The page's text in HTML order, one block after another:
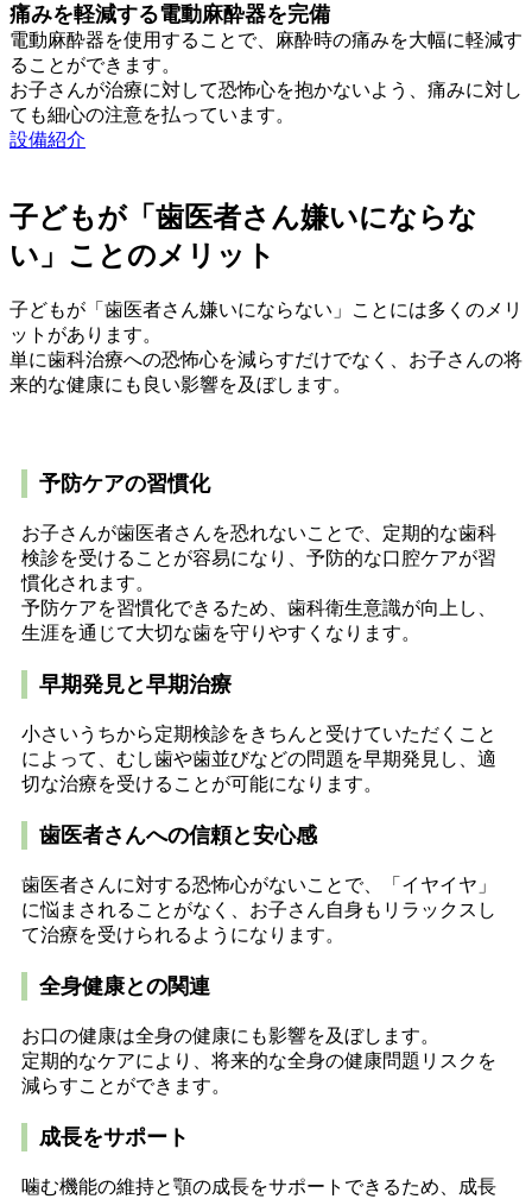
痛みを軽減する電動麻酔器を完備
電動麻酔器を使用することで、麻酔時の痛みを大幅に軽減す
ることができます。
お子さんが治療に対して恐怖心を抱かないよう、痛みに対し
ても細心の注意を払っています。
設備紹介
子どもが「歯医者さん嫌いにならな
い」ことのメリット
子どもが「歯医者さん嫌いにならない」ことには多くのメリ
ットがあります。
単に歯科治療への恐怖心を減らすだけでなく、お子さんの将
来的な健康にも良い影響を及ぼします。
予防ケアの習慣化
お子さんが歯医者さんを恐れないことで、定期的な歯科
検診を受けることが容易になり、予防的な口腔ケアが習
慣化されます。
予防ケアを習慣化できるため、歯科衛生意識が向上し、
生涯を通じて大切な歯を守りやすくなります。
早期発見と早期治療
小さいうちから定期検診をきちんと受けていただくこと
によって、むし歯や歯並びなどの問題を早期発見し、適
切な治療を受けることが可能になります。
歯医者さんへの信頼と安心感
歯医者さんに対する恐怖心がないことで、「イヤイヤ」
に悩まされることがなく、お子さん自身もリラックスし
て治療を受けられるようになります。
全身健康との関連
お口の健康は全身の健康にも影響を及ぼします。
定期的なケアにより、将来的な全身の健康問題リスクを
減らすことができます。
成長をサポート
噛む機能の維持と顎の成長をサポートできるため、成長